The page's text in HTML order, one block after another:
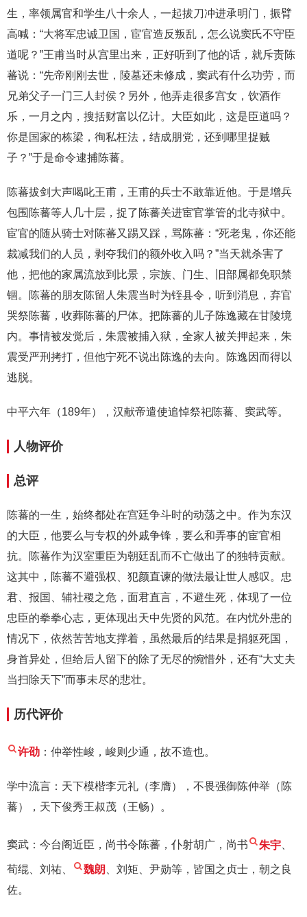
生，率领属官和学生八十余人，一起拔刀冲进承明门，振臂
高喊：“大将军忠诚卫国，宦官造反叛乱，怎么说窦氏不守臣
道呢？”王甫当时从宫里出来，正好听到了他的话，就斥责陈
蕃说：“先帝刚刚去世，陵墓还未修成，窦武有什么功劳，而
兄弟父子一门三人封侯？另外，他弄走很多宫女，饮酒作
乐，一月之内，搜括财富以亿计。大臣如此，这是臣道吗？
你是国家的栋梁，徇私枉法，结成朋党，还到哪里捉贼
子？”于是命令逮捕陈蕃。
陈蕃拔剑大声喝叱王甫，王甫的兵士不敢靠近他。于是增兵
包围陈蕃等人几十层，捉了陈蕃关进宦官掌管的北寺狱中。
宦官的随从骑士对陈蕃又踢又踩，骂陈蕃：“死老鬼，你还能
裁减我们的人员，剥夺我们的额外收入吗？”当天就杀害了
他，把他的家属流放到比景，宗族、门生、旧部属都免职禁
锢。陈蕃的朋友陈留人朱震当时为铚县令，听到消息，弃官
哭祭陈蕃，收葬陈蕃的尸体。把陈蕃的儿子陈逸藏在甘陵境
内。事情被发觉后，朱震被捕入狱，全家人被关押起来，朱
震受严刑拷打，但他宁死不说出陈逸的去向。陈逸因而得以
逃脱。
中平六年（189年），汉献帝遣使追悼祭祀陈蕃、窦武等。
人物评价
总评
陈蕃的一生，始终都处在宫廷争斗时的动荡之中。作为东汉
的大臣，他要么与专权的外戚争锋，要么和弄事的宦官相
抗。陈蕃作为汉室重臣为朝廷乱而不亡做出了的独特贡献。
这其中，陈蕃不避强权、犯颜直谏的做法最让世人感叹。忠
君、报国、辅社稷之危，面君直言，不避生死，体现了一位
忠臣的拳拳心志，更体现出天中先贤的风范。在内忧外患的
情况下，依然苦苦地支撑着，虽然最后的结果是捐躯死国，
身首异处，但给后人留下的除了无尽的惋惜外，还有“大丈夫
当扫除天下”而事未尽的悲壮。
历代评价
许劭 ：仲举性峻，峻则少通，故不造也。
学中流言：天下模楷李元礼（李膺），不畏强御陈仲举（陈
蕃），天下俊秀王叔茂（王畅）。
窦武：今台阁近臣，尚书令陈蕃，仆射胡广，尚书 朱宇、
荀绲、刘祐、 魏朗
、刘矩、尹勋等，皆国之贞士，朝之良
佐。